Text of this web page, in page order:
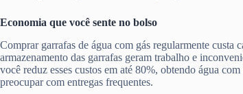
Economia que você sente no bolso
Comprar garrafas de água com gás regularmente custa
armazenamento das garrafas geram trabalho e
você reduz esses custos em até 80%, obtendo água
preocupar com entregas frequentes.